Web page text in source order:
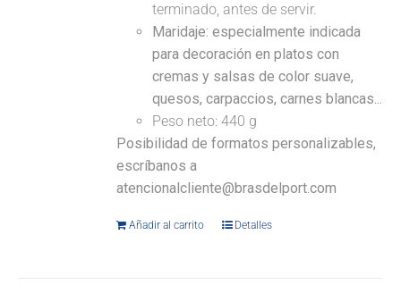
terminado, antes de servir.
Maridaje: especialmente indicada
para decoración en platos con
cremas y salsas de color suave,
quesos, carpaccios, carnes blancas...
Peso neto: 440 g
Posibilidad de formatos personalizables,
escríbanos a
atencionalcliente@brasdelport.com
Añadir al carrito Detalles